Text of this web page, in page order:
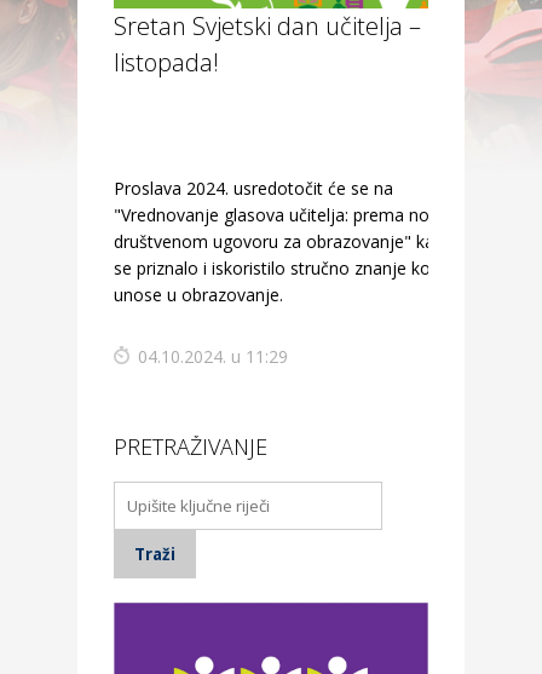
Sretan Svjetski dan učitelja – 5.
listopada!
Proslava 2024. usredotočit će se na
"Vrednovanje glasova učitelja: prema novom
društvenom ugovoru za obrazovanje" kako bi
se priznalo i iskoristilo stručno znanje koji
unose u obrazovanje.
04.10.2024. u 11:29
PRETRAŽIVANJE